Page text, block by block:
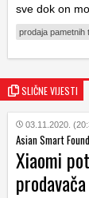
sve dok on
prodaja pametnih
SLIČNE VIJESTI
03.11.2020.
Asian Smart
Xiaomi